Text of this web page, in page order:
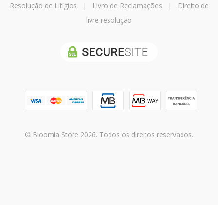
Resolução de Litígios | Livro de Reclamações |
Direito de
livre resolução
© Bloomia Store 2026. Todos os direitos reservados.